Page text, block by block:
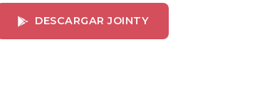
DESCARGAR JOINTY